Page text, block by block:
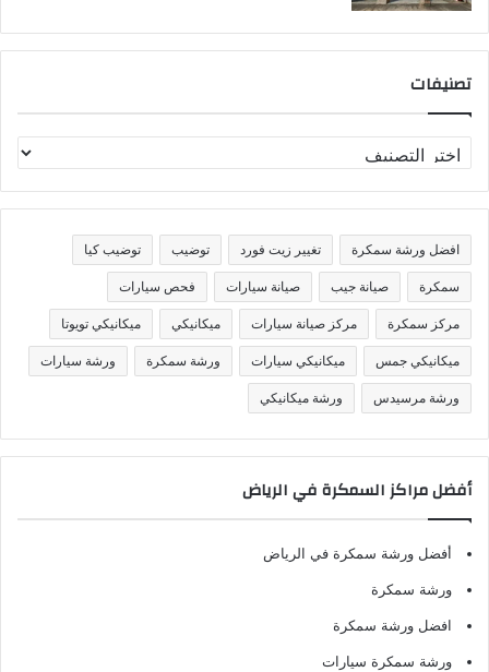
تصنيفات
ص
ن
ف
ا
افضل ورشة سمكرة تغيير زيت فورد توضيب توضيب كيا
سمكرة صيانة جيب صيانة سيارات فحص سيارات
مركز سمكرة مركز صيانة سيارات ميكانيكي ميكانيكي تويوتا
ميكانيكي جمس ميكانيكي سيارات ورشة سمكرة ورشة سيارات
ورشة مرسيدس ورشة ميكانيكي
أفضل مراكز السمكرة في الرياض
أفضل ورشة سمكرة في الرياض
ورشة سمكرة
افضل ورشة سمكرة
ورشة سمكرة سيارات